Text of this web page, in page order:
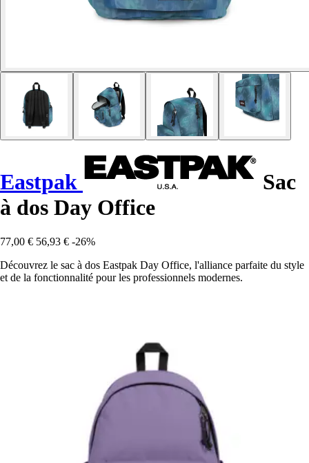
Eastpak
Sac
à dos Day Office
77,00 € 56,93 € -26%
Découvrez le sac à dos Eastpak Day Office, l'alliance parfaite du style
et de la fonctionnalité pour les professionnels modernes.